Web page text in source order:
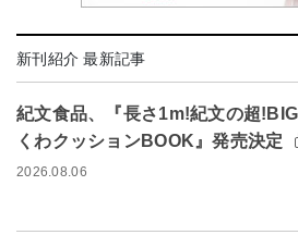
新刊紹介 最新記事
紀文食品、『長さ1m!紀文の超
くわクッションBOOK』発売決定
2026.08.06